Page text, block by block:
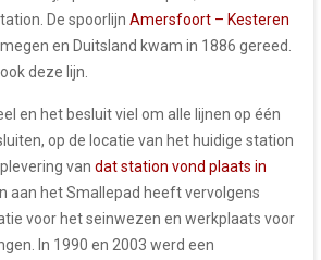
De spoorlijn Amersfoort – Kesteren
en Duitsland kwam in 1886 gereed.
deze lijn.
en het besluit viel om alle lijnen op één
op de locatie van het huidige station
van dat station vond plaats in
aan het Smallepad heeft vervolgens
voor het seinwezen en werkplaats voor
In 1990 en 2003 werd een